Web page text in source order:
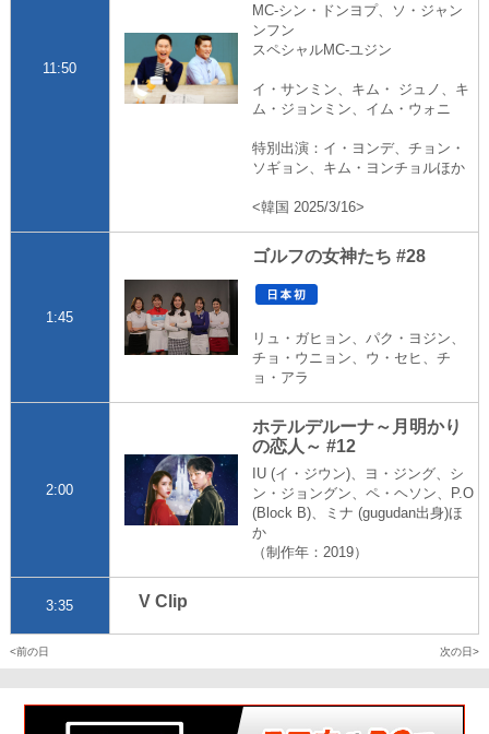
11:50
MC-シン・ドンヨプ、ソ・ジャン
ンフン
スペシャルMC-ユジン
イ・サンミン、キム・ ジュノ、キ
ム・ジョンミン、イム・ウォニ
特別出演：イ・ヨンデ、チョン・
ソギョン、キム・ヨンチョルほか
<韓国 2025/3/16>
1:45
ゴルフの女神たち #28
リュ・ガヒョン、パク・ヨジン、
チョ・ウニョン、ウ・セヒ、チ
ョ・アラ
2:00
ホテルデルーナ～月明かり
の恋人～ #12
IU (イ・ジウン)、ヨ・ジング、シ
ン・ジョングン、ペ・ヘソン、P.O
(Block B)、ミナ (gugudan出身)ほ
か
（制作年：2019）
3:35 V Clip
前の日 次の日